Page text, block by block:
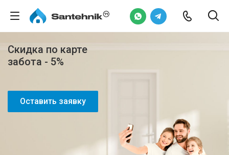
Скидка по карте
забота - 5%
Оставить заявку